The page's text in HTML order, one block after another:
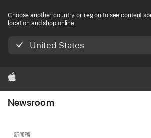
Choose another country or region to see content
location and shop online.
United States
Apple
Newsroom
新闻稿